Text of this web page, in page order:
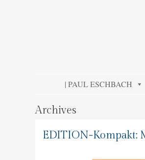
SKIP TO CONTENT
| PAUL ESCHBACH
Archives
EDITION-Kompakt: